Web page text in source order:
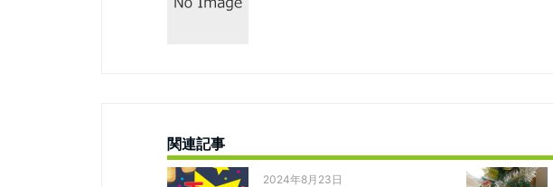
関連記事
2024年8月23日